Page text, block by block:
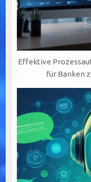
Effektive
für Banken